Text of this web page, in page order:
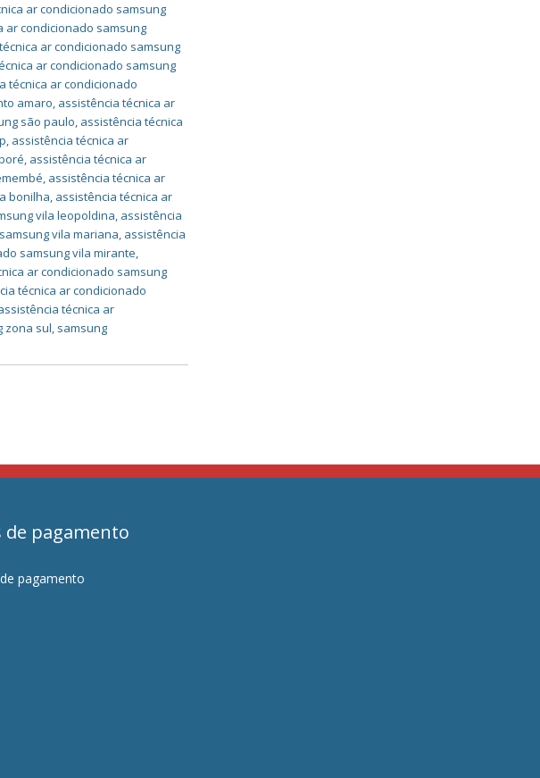
ar condicionado samsung
ar condicionado samsung
ar condicionado samsung
ar condicionado samsung
técnica ar condicionado
amaro, assistência técnica ar
são paulo, assistência técnica
, assistência técnica ar
, assistência técnica ar
, assistência técnica ar
bonilha, assistência técnica ar
vila leopoldina, assistência
vila mariana, assistência
samsung vila mirante,
ar condicionado samsung
técnica ar condicionado
técnica ar
zona sul, samsung
pagamento